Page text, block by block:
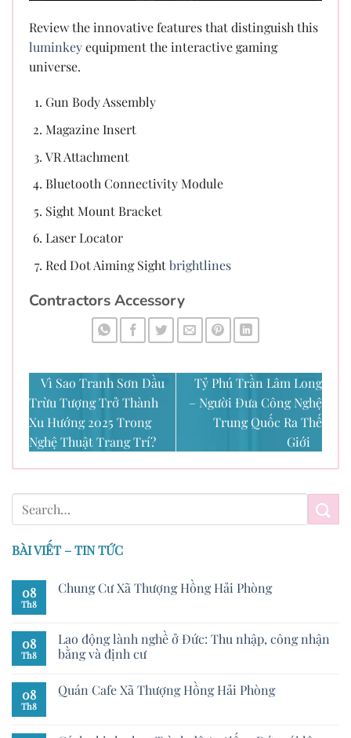
Review the innovative features that distinguish this
luminkeyequipment the interactive gaming
universe.
Gun Body Assembly
Magazine Insert
VR Attachment
Bluetooth Connectivity Module
Sight Mount Bracket
Laser Locator
Red Dot Aiming Sightbrightlines
Contractors Accessory
Vì Sao Tranh Sơn Dầu
Trừu Tượng Trở Thành
Xu Hướng 2025 Trong
Nghệ Thuật Trang Trí?
Tỷ Phú Trần Lâm Long
– Người Đưa Công Nghệ
Trung Quốc Ra Thế
Giới
BÀI VIẾT – TIN TỨC
08
Th8
Chung Cư Xã Thượng Hồng Hải Phòng
08
Th8
Lao động lành nghề ở Đức: Thu nhập, công nhận
bằng và định cư
08
Th8
Quán Cafe Xã Thượng Hồng Hải Phòng